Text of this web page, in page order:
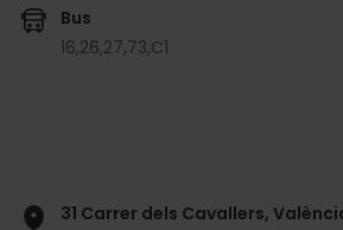
Bus
16,26,27,73,C1
31 Carrer dels Cavallers,